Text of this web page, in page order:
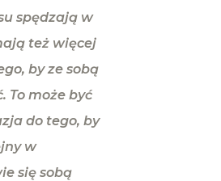
spędzają w
też więcej
by ze sobą
To może być
do tego, by
w
się sobą